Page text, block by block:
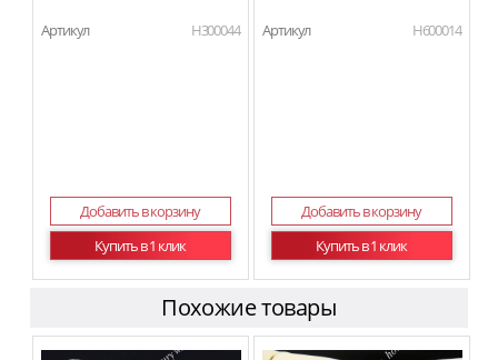
Артикул H300044
Добавить в корзину
Купить в 1 клик
Артикул H600014
Добавить в корзину
Купить в 1 клик
Похожие товары